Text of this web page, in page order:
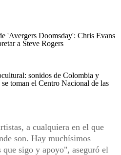
'Avergers Doomsday': Chris Evans
a Steve Rogers
sonidos de Colombia y
toman el Centro Nacional de las
a cualquiera en el que
son. Hay muchísimos
que sigo y apoyo", aseguró el